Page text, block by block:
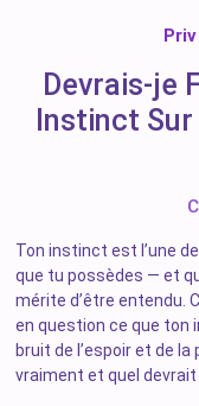
Devrais-je
Instinct
Ton instinct est l’une
que tu possèdes — et
mérite d’être entendu.
en question ce que ton
bruit de l’espoir et de
vraiment et quel